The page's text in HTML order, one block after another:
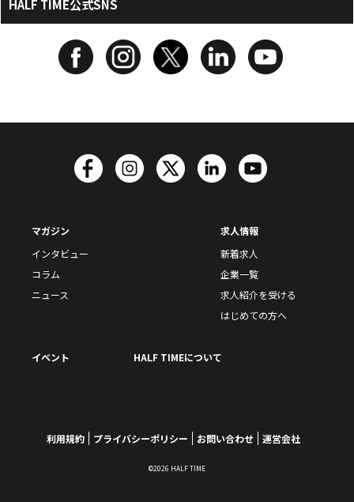
HALF TIME公式SNS
マガジン
インタビュー
コラム
ニュース
求人情報
新着求人
企業一覧
求人紹介を受ける
はじめての方へ
イベント HALF TIMEについて
利用規約 プライバシーポリシー お問い合わせ 運営会社
©2026 HALF TIME